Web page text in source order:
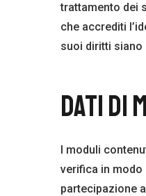
trattamento dei
che accrediti
suoi diritti siano
DATI DI
I moduli
verifica in modo
partecipazione